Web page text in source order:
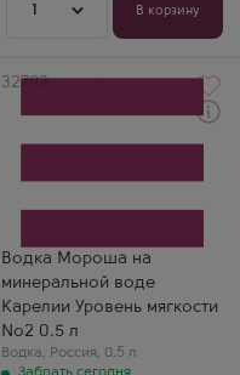
1
В корзину
Артикул
32793
Водка Мороша на
минеральной воде
Карелии Уровень мягкости
№2 0.5 л
Водка, Россия, 0,5 л
vode Karelii Uroven